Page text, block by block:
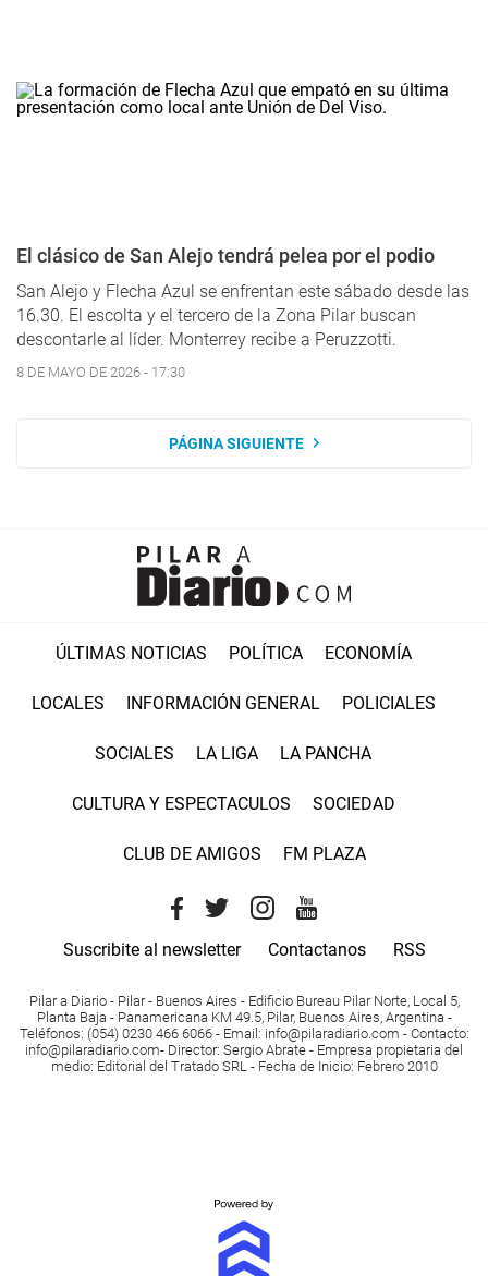
El clásico de San Alejo tendrá pelea por el podio
San Alejo y Flecha Azul se enfrentan este sábado desde las
16.30. El escolta y el tercero de la Zona Pilar buscan
descontarle al líder. Monterrey recibe a Peruzzotti.
8 DE MAYO DE 2026 - 17:30
PÁGINA SIGUIENTE
ÚLTIMAS NOTICIAS POLÍTICA ECONOMÍA
LOCALES INFORMACIÓN GENERAL POLICIALES
SOCIALES LA LIGA LA PANCHA
CULTURA Y ESPECTACULOS SOCIEDAD
CLUB DE AMIGOS FM PLAZA
Suscribite al newsletter Contactanos RSS
Pilar a Diario - Pilar - Buenos Aires - Edificio Bureau Pilar Norte, Local 5,
Planta Baja - Panamericana KM 49.5, Pilar, Buenos Aires, Argentina -
Teléfonos: (054) 0230 466 6066 - Email : info@pilaradiario.com - Contacto:
info@pilaradiario.com- Director: Sergio Abrate - Empresa propietaria del
medio: Editorial del Tratado SRL - Fecha de Inicio: Febrero 2010